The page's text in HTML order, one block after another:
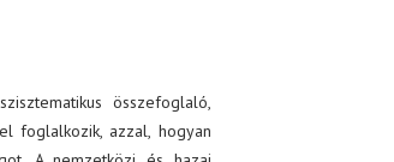
összefoglaló,
foglalkozik, azzal, hogyan